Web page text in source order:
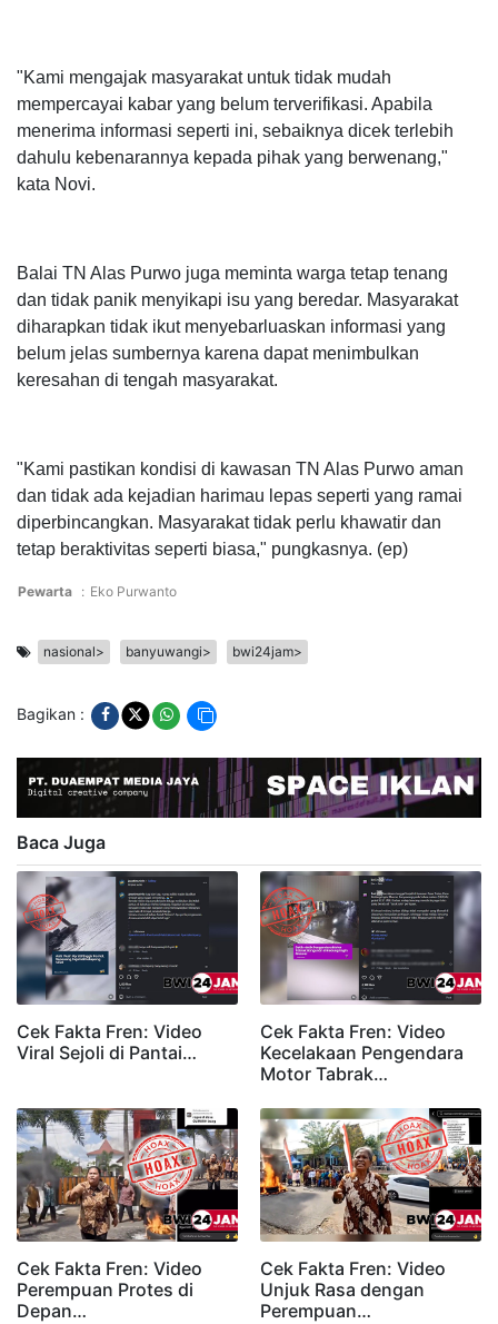
"Kami mengajak masyarakat untuk tidak mudah
mempercayai kabar yang belum terverifikasi. Apabila
menerima informasi seperti ini, sebaiknya dicek terlebih
dahulu kebenarannya kepada pihak yang berwenang,"
kata Novi.
Balai TN Alas Purwo juga meminta warga tetap tenang
dan tidak panik menyikapi isu yang beredar. Masyarakat
diharapkan tidak ikut menyebarluaskan informasi yang
belum jelas sumbernya karena dapat menimbulkan
keresahan di tengah masyarakat.
"Kami pastikan kondisi di kawasan TN Alas Purwo aman
dan tidak ada kejadian harimau lepas seperti yang ramai
diperbincangkan. Masyarakat tidak perlu khawatir dan
tetap beraktivitas seperti biasa," pungkasnya. (ep)
Pewarta : Eko Purwanto
nasional> banyuwangi> bwi24jam>
Bagikan :
Baca Juga
Cek Fakta Fren: Video
Viral Sejoli di Pantai…
Cek Fakta Fren: Video
Kecelakaan Pengendara
Motor Tabrak…
Cek Fakta Fren: Video
Perempuan Protes di
Depan…
Cek Fakta Fren: Video
Unjuk Rasa dengan
Perempuan…